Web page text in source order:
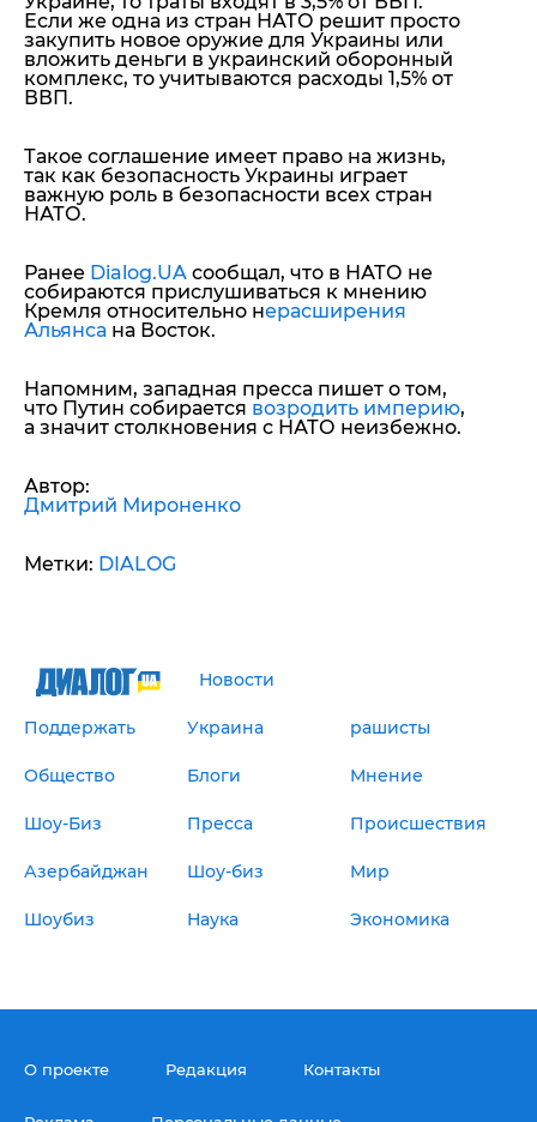
Если же одна из стран НАТО решит просто
закупить новое оружие для Украины или
вложить деньги в украинский оборонный
комплекс, то учитываются расходы 1,5% от
ВВП.
Такое соглашение имеет право на жизнь,
так как безопасность Украины играет
важную роль в безопасности всех стран
НАТО.
Ранее Dialog.UA сообщал, что в НАТО не
собираются прислушиваться к мнению
Кремля относительно нерасширения
Альянса на Восток.
Напомним, западная пресса пишет о том,
что Путин собирается возродить империю,
а значит столкновения с НАТО неизбежно.
Автор:
Дмитрий Мироненко
Метки: DIALOG
Новости
Поддержать Украина рашисты
Общество Блоги Мнение
Шоу-Биз Пресса Происшествия
Азербайджан Шоу-биз Мир
Шоубиз Наука Экономика
О проекте Редакция Контакты